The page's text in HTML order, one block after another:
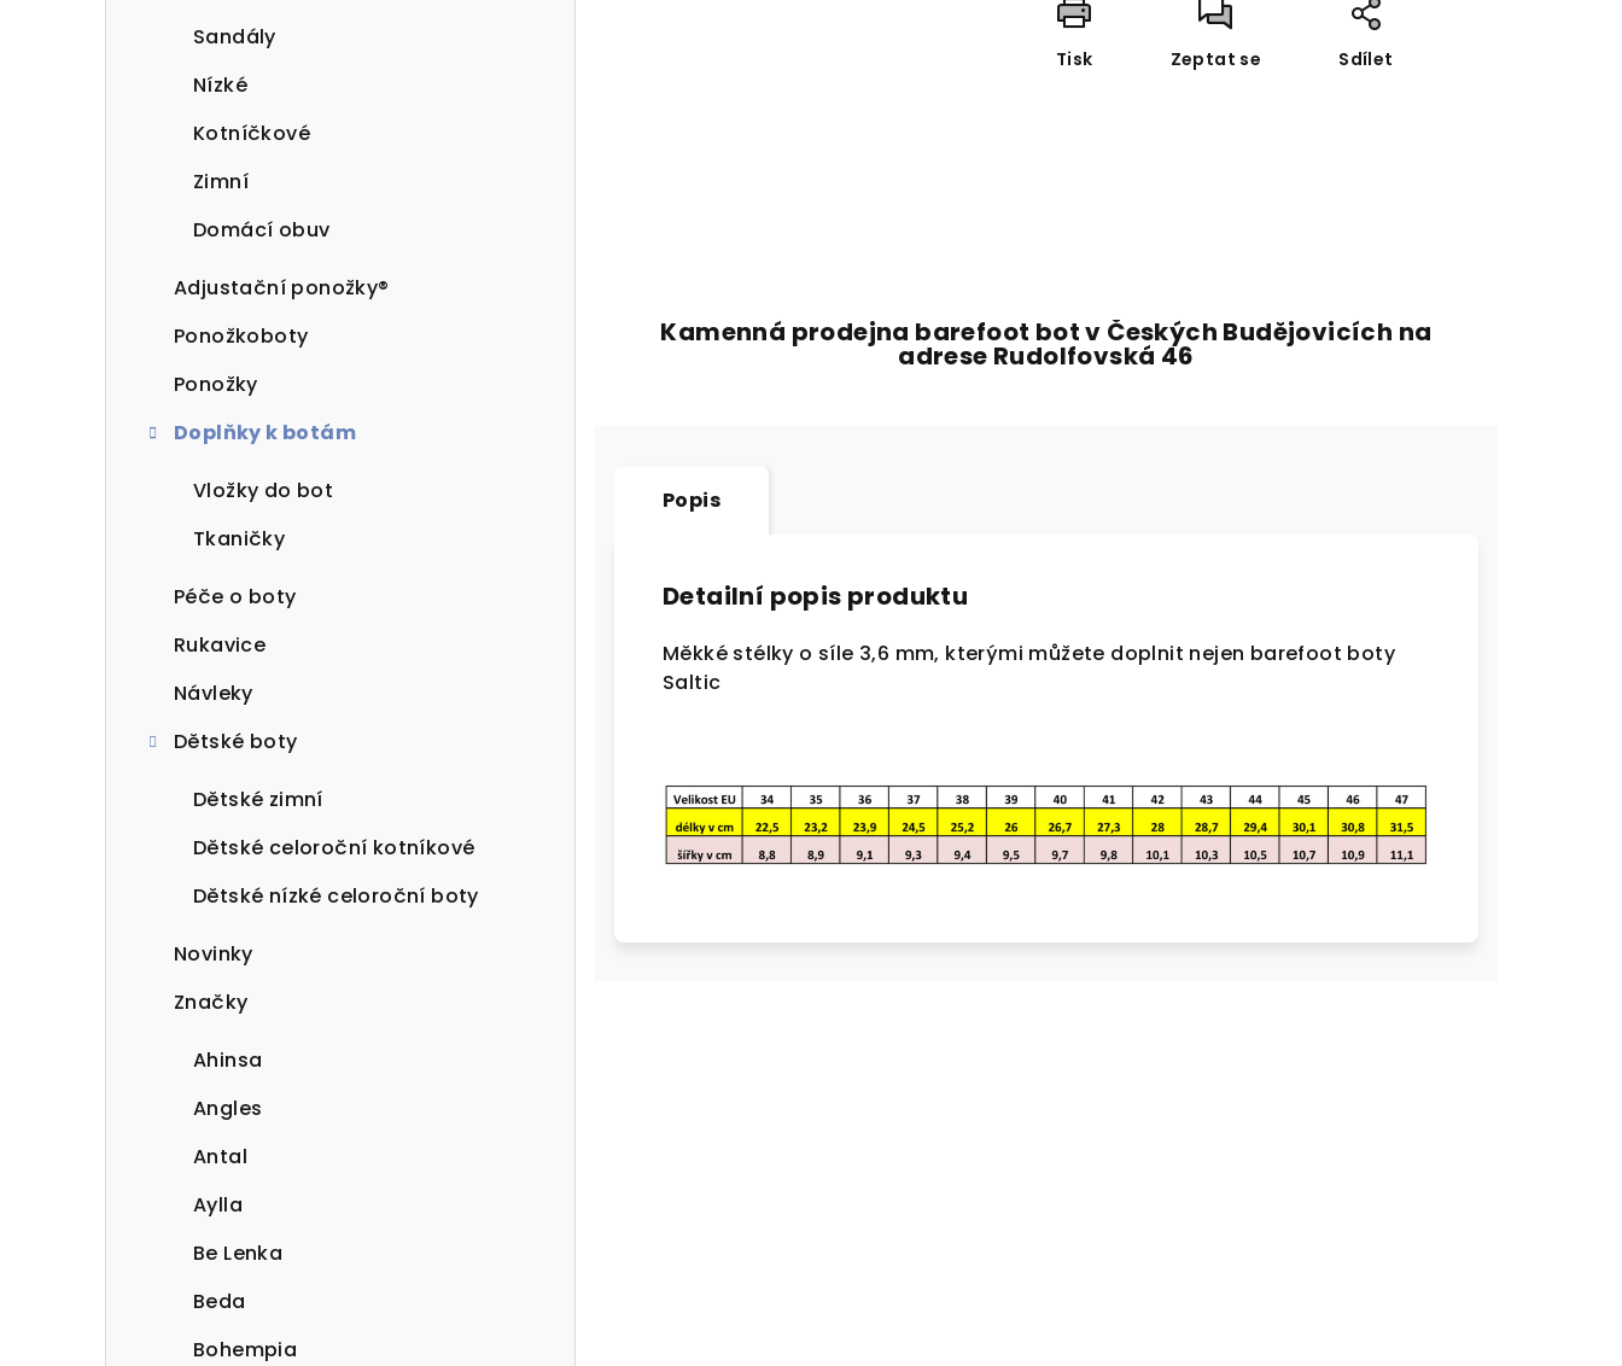
Sandály
Nízké
Kotníčkové
Zimní
Domácí obuv
Adjustační ponožky®
Ponožkoboty
Ponožky
Doplňky k botám
Vložky do bot
Tkaničky
Péče o boty
Rukavice
Návleky
Dětské boty
Dětské zimní
Dětské celoroční kotníkové
Dětské nízké celoroční boty
Novinky
Značky
Ahinsa
Angles
Antal
Aylla
Be Lenka
Beda
Bohempia
Tisk Zeptat se Sdílet
Kamenná prodejna barefoot bot v Českých Budějovicích na
adrese Rudolfovská 46
Popis
Detailní popis produktu
Měkké stélky o síle 3,6 mm, kterými můžete doplnit nejen barefoot boty
Saltic